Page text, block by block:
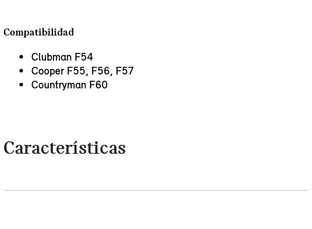
Compatibilidad
Clubman F54
Cooper F55, F56, F57
Countryman F60
Características